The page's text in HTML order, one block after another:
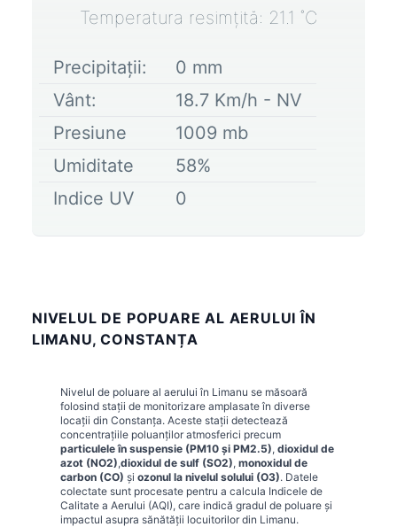
Temperatura resimțită: 21.1 ˚C
Precipitații: 0 mm
Vânt:
18.7 Km/h - NV
Presiune
1009 mb
Umiditate
58%
Indice UV
0
NIVELUL DE POPUARE AL AERULUI ÎN
LIMANU, CONSTANȚA
Nivelul de poluare al aerului în Limanu se măsoară
folosind stații de monitorizare amplasate în diverse
locații din Constanța. Aceste stații detectează
concentrațiile poluanților atmosferici precum
particulele în suspensie (PM10 și PM2.5), dioxidul de
azot (NO2),dioxidul de sulf (SO2), monoxidul de
carbon (CO) și ozonul la nivelul solului (O3). Datele
colectate sunt procesate pentru a calcula Indicele de
Calitate a Aerului (AQI), care indică gradul de poluare și
impactul asupra sănătății locuitorilor din Limanu.